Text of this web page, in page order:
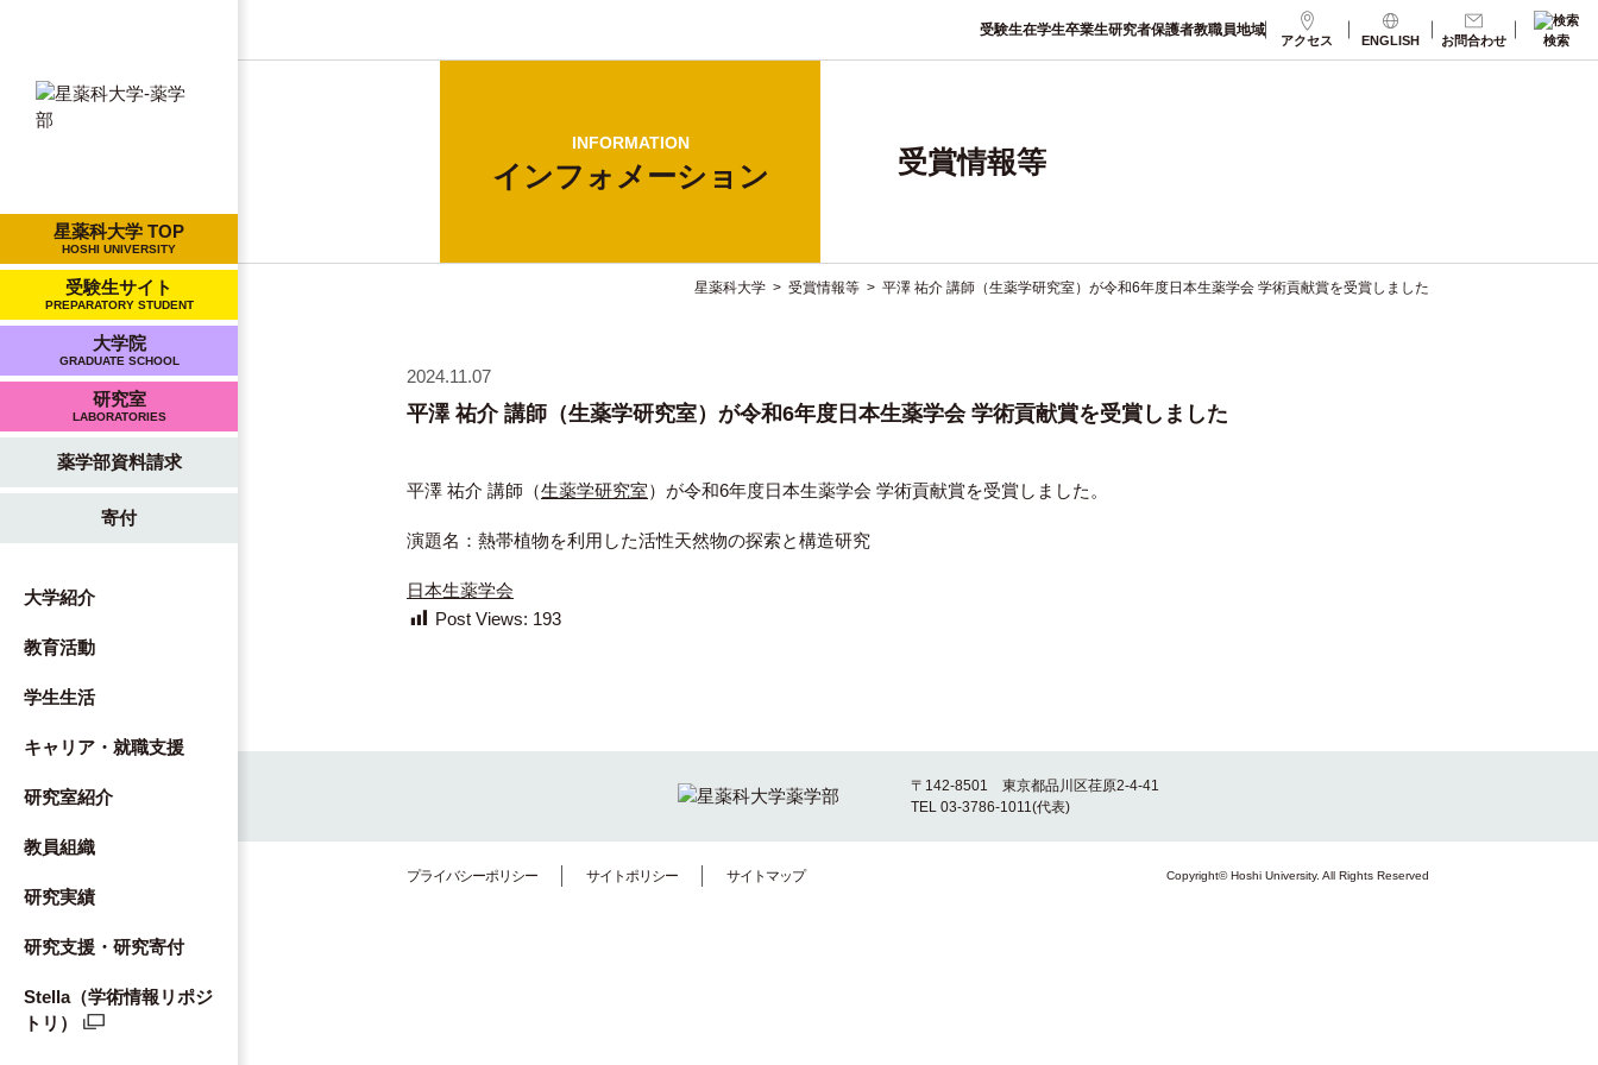
星薬科大学 TOP
HOSHI UNIVERSITY
受験生サイト
PREPARATORY STUDENT
大学院
GRADUATE SCHOOL
研究室
LABORATORIES
薬学部資料請求
寄付
大学紹介
教育活動
学生生活
キャリア・就職支援
研究室紹介
教員組織
研究実績
研究支援・研究寄付
Stella（学術情報リポジ
トリ）
受験生在学生卒業生研究者保護者教職員地域
アクセス ENGLISH お問合わせ 検索
INFORMATION
インフォ メーション 受賞情報等
星薬科大学 > 受賞情報等 > 平澤 祐介 講師（生薬学研究室）が令和6年度日本生薬学会 学術貢献賞を受賞しました
2024.11.07
平澤 祐介 講師（生薬学研究室）が令和6年度日本生薬学会 学術貢献賞を受賞しました
平澤 祐介 講師（生薬学研究室）が令和6年度日本生薬学会 学術貢献賞を受賞しました。
演題名：熱帯植物を利用した活性天然物の探索と構造研究
日本生薬学会
Post Views: 193
〒142-8501 東京都品川区荏原2-4-41
TEL 03-3786-1011(代表)
Copyright© Hoshi University. All Rights Reserved
プライバシーポリシー サイトポリシー サイトマップ